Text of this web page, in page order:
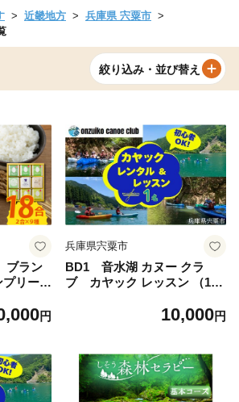
近畿地方
兵庫県 宍粟市
絞り込み・並び替え
ブラン
リート
しひか円
兵庫県宍粟市
BD1 音水湖 カヌー クラ
ブ カヤック レッスン （1人
アクティビティ アクティブ
グル 夏休み お出かけ 兵庫県
兵庫 西播磨 西播 宍粟 しそう
10,000円